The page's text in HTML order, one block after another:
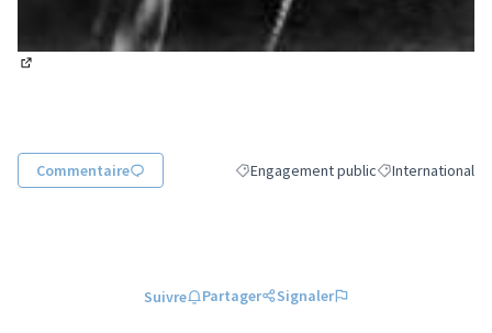
Commentaire Filtrer les résultats de la catégorie :
Engagement publicFiltrer les
International
Suivre Partager Signaler